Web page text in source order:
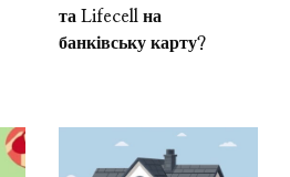
та Lifecell на
банківську карту?